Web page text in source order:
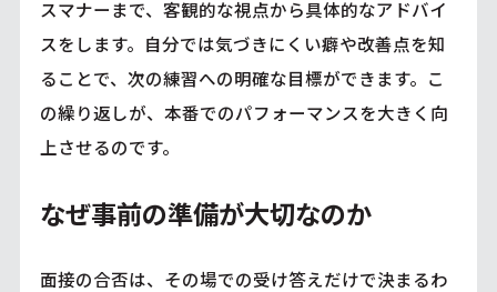
スマナーまで、客観的な視点から具体的なアドバイ
スをします。自分では気づきにくい癖や改善点を知
ることで、次の練習への明確な目標ができます。こ
の繰り返しが、本番でのパフォーマンスを大きく向
上させるのです。
なぜ事前の準備が大切なのか
面接の合否は、その場での受け答えだけで決まるわ